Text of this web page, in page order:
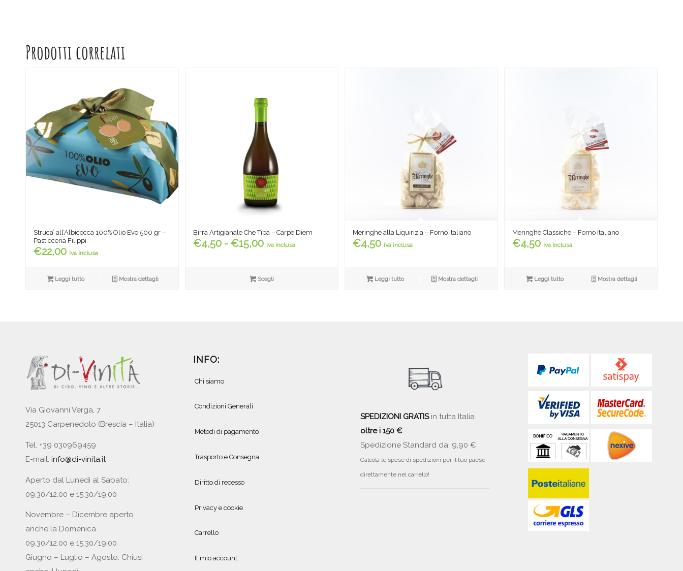
Prodotti correlati
Struca’ all’Albicocca 100% Olio Evo 500 gr –
Pasticceria Filippi
€22,00 iva inclusa
Leggi tutto Mostra dettagli
Birra Artigianale Che Tipa – Carpe Diem
€4,50 - €15,00Fascia
da
iva inclusa
Scegli
Meringhe alla Liquirizia – Forno Italiano
€4,50 iva inclusa
Leggi tutto Mostra dettagli
Meringhe Classiche – Forno Italiano
€4,50 iva inclusa
Leggi tutto Mostra dettagli
Via Giovanni Verga, 7
25013 Carpenedolo (Brescia – Italia)
Tel. +39 030969459
E-mail: info@di-vinita.it
Aperto dal Lunedì al Sabato:
09.30/12.00 e 15.30/19.00
Novembre – Dicembre aperto
anche la Domenica
09.30/12.00 e 15.30/19.00
Giugno – Luglio – Agosto: Chiusi
INFO:
Chi siamo
Condizioni Generali
Metodi di pagamento
Trasporto e Consegna
Diritto di recesso
Privacy e cookie
Carrello
Il mio account
SPEDIZIONI GRATISin tutta Italia
oltre i 150 €
Spedizione Standard da: 9,90 €
Calcola le spese di spedizioni per il tuo paese
direttamente nel carrello!